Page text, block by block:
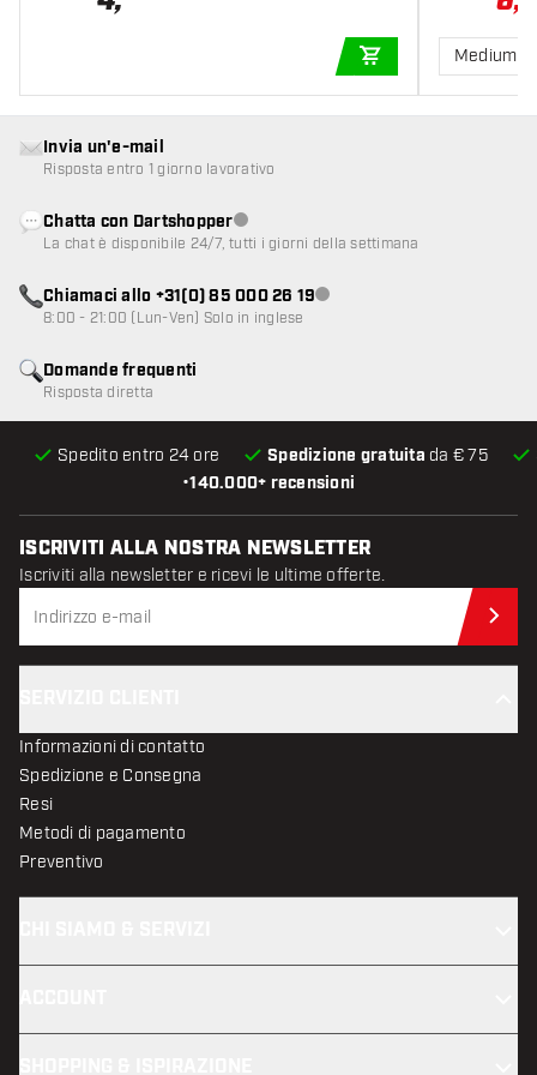
Custodia Fusion
AGGIUNGI AL
Medium
•140.000+ recensioni
Spedito entro 24 ore Spedizione gratuita da € 75
Domande frequenti
Risposta diretta
Invia un'e-mail
Risposta entro 1 giorno lavorativo
Chatta con DartshopperServizio clienti non disponibile
La chat è disponibile 24/7, tutti i giorni della settimana
Chiamaci allo +31(0) 85 000 26 19Servizio clienti non disponibile
8:00 - 21:00 (Lun-Ven) Solo in inglese
ISCRIVITI ALLA NOSTRA NEWSLETTER
Iscriviti alla newsletter e ricevi le ultime offerte.
Informazioni di contatto
Spedizione e Consegna
Resi
Metodi di pagamento
Preventivo